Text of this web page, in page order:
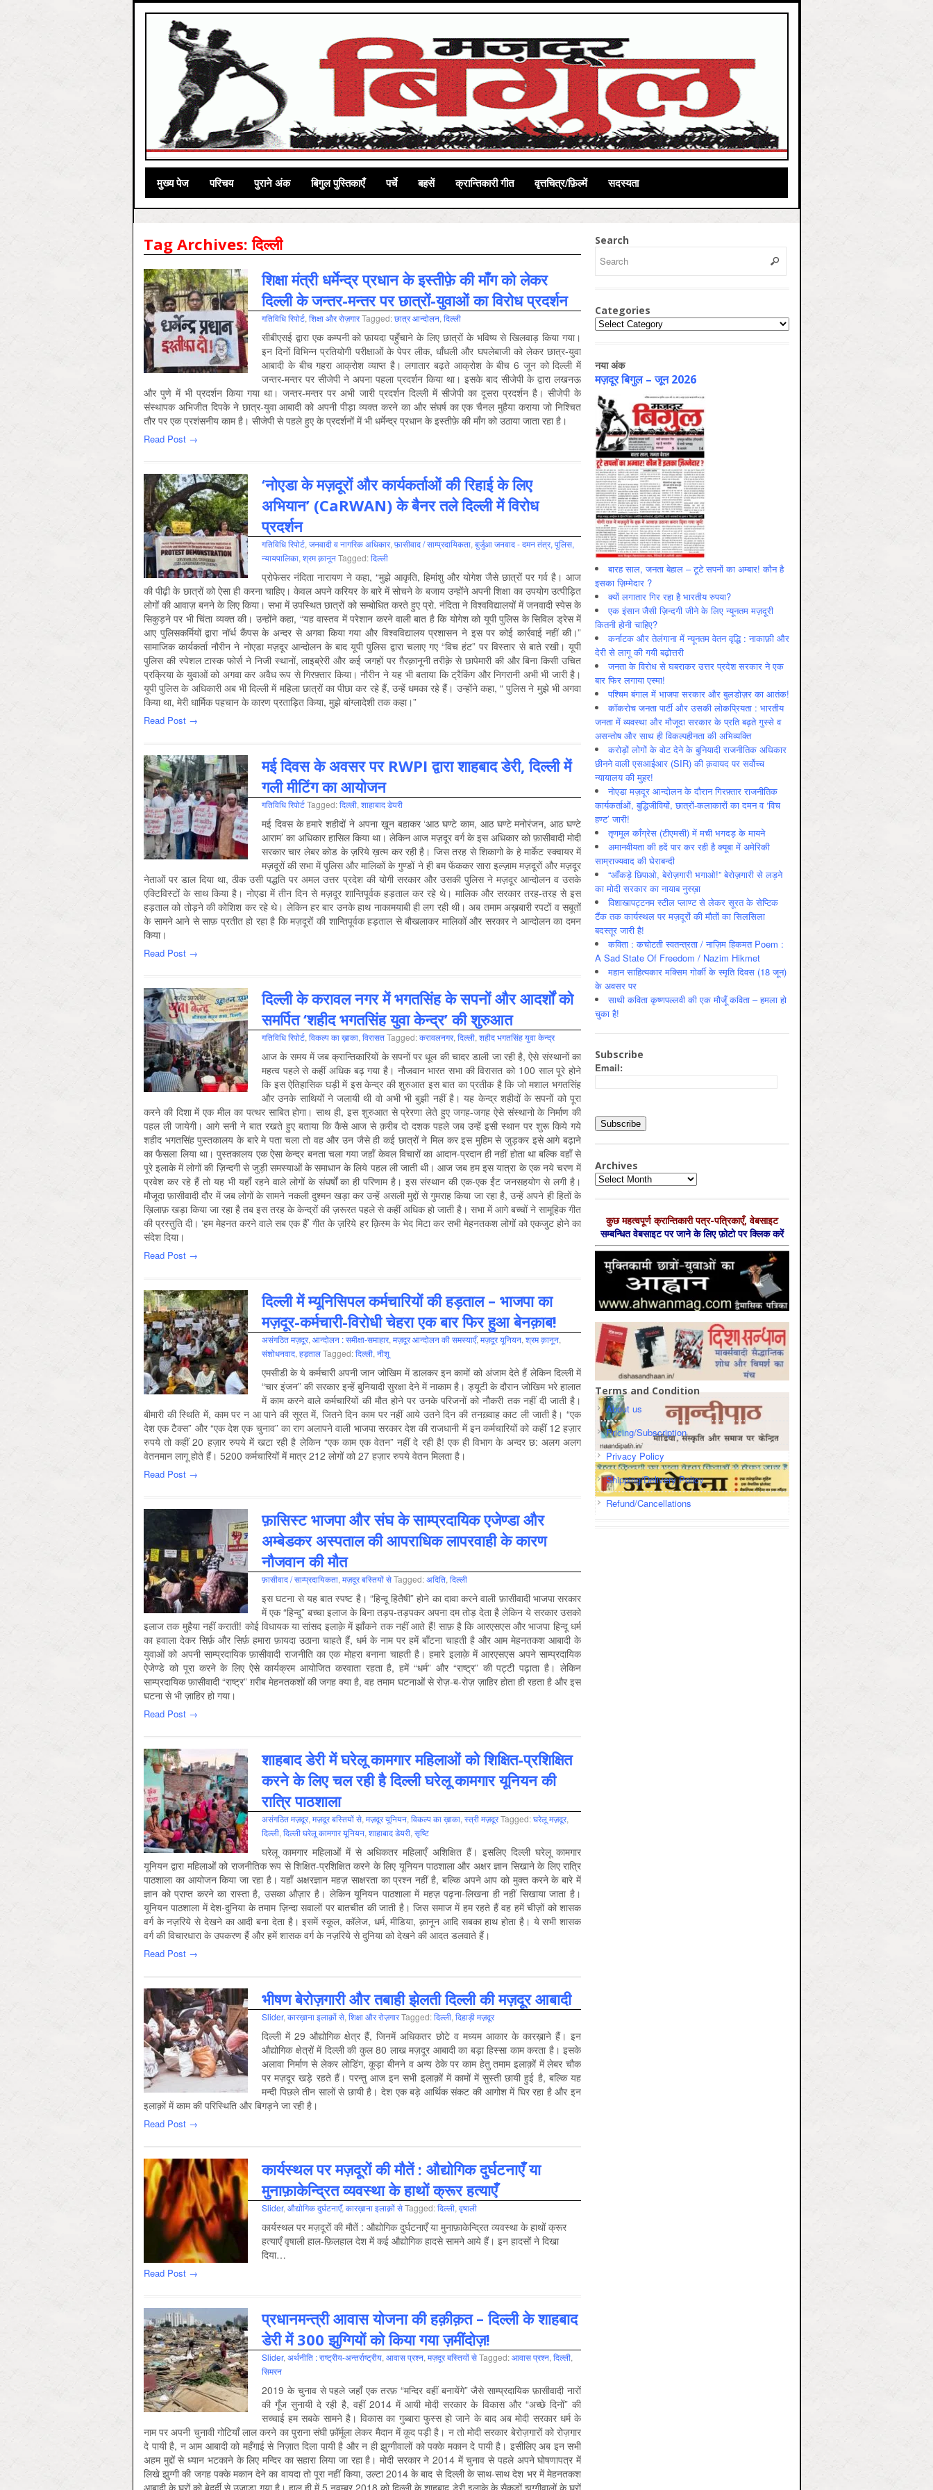
मुख्‍य पेज परिचय पुराने अंक बिगुल पुस्तिकाएँ पर्चे बहसें क्रान्तिकारी गीत वृत्तचित्र/फ़िल्में सदस्यता
Tag Archives:दिल्‍ली
शिक्षा मंत्री धर्मेन्द्र प्रधान के इस्तीफ़े की माँग को लेकर
दिल्ली के जन्तर-मन्तर पर छात्रों-युवाओं का विरोध प्रदर्शन
गतिविधि रिपोर्ट, शिक्षा और रोज़गारTagged:छात्र आन्‍दोलन, दिल्‍ली
सीबीएसई द्वारा एक कम्पनी को फ़ायदा पहुँचाने के लिए छात्रों के भविष्य से खिलवाड़ किया गया।
इन दिनों विभिन्न प्रतियोगी परीक्षाओं के पेपर लीक, धाँधली और घपलेबाजी को लेकर छात्र-युवा
आबादी के बीच गहरा आक्रोश व्याप्त है। लगातार बढ़ते आक्रोश के बीच 6 जून को दिल्ली में
जन्तर-मन्तर पर सीजेपी ने अपना पहला प्रदर्शन किया था। इसके बाद सीजेपी के द्वारा लखनऊ
और पुणे में भी प्रदर्शन किया गया था। जन्तर-मन्तर पर अभी जारी प्रदर्शन दिल्ली में सीजेपी का दूसरा प्रदर्शन है। सीजेपी के
संस्थापक अभिजीत दिपके ने छात्र-युवा आबादी को अपनी पीड़ा व्यक्त करने का और संघर्ष का एक चैनल मुहैया कराया जो निश्चित
तौर पर एक प्रशंसनीय काम है। सीजेपी से पहले हुए के प्रदर्शनों में भी धर्मेन्द्र प्रधान के इस्तीफ़े की माँग को उठाया जाता रहा है।
Read Post →
‘नोएडा के मज़दूरों और कार्यकर्ताओं की रिहाई के लिए
अभियान’ (CaRWAN) के बैनर तले दिल्ली में विरोध
प्रदर्शन
गतिविधि रिपोर्ट, जनवादी व नागरिक अधिकार, फ़ासीवाद / साम्‍प्रदायिकता, बुर्जुआ जनवाद - दमन तंत्र, पुलिस,
न्‍यायपालिका, श्रम क़ानूनTagged:दिल्‍ली
प्रोफेसर नंदिता नारायण ने कहा, “मुझे आकृति, हिमांशु और योगेश जैसे छात्रों पर गर्व है। आज
की पीढ़ी के छात्रों को ऐसा ही करना चाहिए। केवल अपने करियर के बारे में सोचने के बजाय उन्होंने अपनी शिक्षा का उपयोग उत्पीड़ित
लोगों की आवाज़ बनने के लिए किया। सभा में उपस्थित छात्रों को सम्बोधित करते हुए प्रो. नंदिता ने विश्वविद्यालयों में जनवादी स्पेस के
सिकुड़ने पर भी चिंता व्यक्त की। उन्होंने कहा, “यह वास्तव में परेशान करने वाली बात है कि योगेश को यूपी पुलिस के सिविल ड्रेस में
आए पुलिसकर्मियों द्वारा नॉर्थ कैंपस के अन्दर से अगवा किया गया और विश्वविद्यालय प्रशासन ने इस पर कोई कार्रवाई नहीं की।”
सामाजिक कार्यकर्ता नौरीन ने नोएडा मज़दूर आन्दोलन के बाद यूपी पुलिस द्वारा चलाए गए “विच हंट” पर विस्तार से बाते रखी। यूपी
पुलिस की स्पेशल टास्क फोर्स ने निजी स्थानों, लाइब्रेरी और कई जगहों पर ग़ैरक़ानूनी तरीक़े से छापेमारी की और बिना किसी उचित
प्रक्रिया के युवाओं को अगवा कर अवैध रूप से गिरफ़्तार किया। नौरीन ने यह भी बताया कि ट्रैकिंग और निगरानी अभी भी जारी है।
यूपी पुलिस के अधिकारी अब भी दिल्ली में महिला छात्रों का पीछा कर रहे हैं, उन्हें धमका रहे हैं। उन्होंने कहा, “ पुलिस ने मुझे भी अगवा
किया था, मेरी धार्मिक पहचान के कारण प्रताड़ित किया, मुझे बांग्लादेशी तक कहा।”
Read Post →
मई दिवस के अवसर पर RWPI द्वारा शाहबाद डेरी, दिल्ली में
गली मीटिंग का आयोजन
गतिविधि रिपोर्टTagged:दिल्‍ली, शाहाबाद डेयरी
मई दिवस के हमारे शहीदों ने अपना ख़ून बहाकर ‘आठ घण्टे काम, आठ घण्टे मनोरंजन, आठ घण्टे
आराम’ का अधिकार हासिल किया था। लेकिन आज मज़दूर वर्ग के इस अधिकार को फ़ासीवादी मोदी
सरकार चार लेबर कोड के ज़रिये ख़त्म कर रही है। जिस तरह से शिकागो के हे मार्केट स्क्वायर में
मज़दूरों की सभा में पुलिस और मालिकों के गुण्डों ने ही बम फेंककर सारा इल्ज़ाम मज़दूरों और मज़दूर
नेताओं पर डाल दिया था, ठीक उसी पद्धति पर अमल उत्तर प्रदेश की योगी सरकार और उसकी पुलिस ने मज़दूर आन्दोलन व उसके
एक्टिविस्टों के साथ किया है। नोएडा में तीन दिन से मज़दूर शान्तिपूर्वक हड़ताल कर रहे थे। मालिक और सरकार तरह-तरह से इस
हड़ताल को तोड़ने की कोशिश कर रहे थे। लेकिन हर बार उनके हाथ नाकामयाबी ही लग रही थी। अब तमाम अख़बारी रपटों व सबूतों
के सामने आने से साफ़ प्रतीत हो रहा है कि मज़दूरों की शान्तिपूर्वक हड़ताल से बौखलाकर मालिकों और सरकार ने आन्दोलन का दमन
किया।
Read Post →
दिल्ली के करावल नगर में भगतसिंह के सपनों और आदर्शों को
समर्पित ‘शहीद भगतसिंह युवा केन्द्र’ की शुरुआत
गतिविधि रिपोर्ट, विकल्‍प का ख़ाका, विरासतTagged:करावलनगर, दिल्‍ली, शहीद भगतसिंह युवा केन्द्र
आज के समय में जब क्रान्तिकारियों के सपनों पर धूल की चादर डाली जा रही है, ऐसे संस्थानों का
महत्व पहले से कहीं अधिक बढ़ गया है। नौजवान भारत सभा की विरासत को 100 साल पूरे होने
कि इस ऐतिहासिक घड़ी में इस केन्द्र की शुरुआत इस बात का प्रतीक है कि जो मशाल भगतसिंह
और उनके साथियों ने जलायी थी वो अभी भी बुझी नहीं है। यह केन्द्र शहीदों के सपनों को पूरा
करने की दिशा में एक मील का पत्थर साबित होगा। साथ ही, इस शुरुआत से प्रेरणा लेते हुए जगह-जगह ऐसे संस्थानो के निर्माण की
पहल ली जायेगी। आगे सनी ने बात रखते हुए बताया कि कैसे आज से क़रीब दो दशक पहले जब उन्हें इसी स्थान पर शुरू किये गये
शहीद भगतसिंह पुस्तकालय के बारे मे पता चला तो वह और उन जैसे ही कई छात्रों ने मिल कर इस मुहिम से जुड़कर इसे आगे बढ़ाने
का फैसला लिया था। पुस्तकालय एक ऐसा केन्द्र बनता चला गया जहाँ केवल विचारों का आदान-प्रदान ही नहीं होता था बल्कि वहाँ से
पूरे इलाके में लोगों की ज़िन्दगी से जुड़ी समस्याओं के समाधान के लिये पहल ली जाती थी। आज जब हम इस यात्रा के एक नये चरण में
प्रवेश कर रहे हैं तो यह भी यहाँ रहने वाले लोगों के संघर्षों का ही परिणाम है। इस संस्थान की एक-एक ईंट जनसहयोग से लगी है।
मौजूदा फ़ासीवादी दौर में जब लोगों के सामने नकली दुश्मन खड़ा कर उन्हें असली मुद्दों से गुमराह किया जा रहा है, उन्हें अपने ही हितों के
ख़िलाफ़ खड़ा किया जा रहा है तब इस तरह के केन्द्रों की ज़रूरत पहले से कहीं अधिक हो जाती है। सभा में आगे बच्चों ने सामूहिक गीत
की प्रस्तुति दी। ‘हम मेहनत करने वाले सब एक हैं’ गीत के ज़रिये हर क़िस्म के भेद मिटा कर सभी मेहनतकश लोगों को एकजुट होने का
संदेश दिया।
Read Post →
दिल्ली में म्यूनिसिपल कर्मचारियों की हड़ताल – भाजपा का
मज़दूर-कर्मचारी-विरोधी चेहरा एक बार फिर हुआ बेनक़ाब!
असंगठित मज़दूर, आन्‍दोलन : समीक्षा-समाहार, मज़दूर आन्दोलन की समस्‍याएँ, मज़दूर यूनियन, श्रम क़ानून,
संशोधनवाद, हड़तालTagged:दिल्‍ली, नीशू
एमसीडी के ये कर्मचारी अपनी जान जोखिम में डालकर इन कामों को अंजाम देते हैं लेकिन दिल्ली में
“चार इंजन” की सरकार इन्हें बुनियादी सुरक्षा देने में नाकाम है। ड्यूटी के दौरान जोखिम भरे हालात
में काम करने वाले कर्मचारियों की मौत होने पर उनके परिजनों को नौकरी तक नहीं दी जाती है।
बीमारी की स्थिति में, काम पर न आ पाने की सूरत में, जितने दिन काम पर नहीं आये उतने दिन की तनख़्वाह काट ली जाती है। “एक
देश एक टैक्स” और “एक देश एक चुनाव” का राग अलापने वाली भाजपा सरकार देश की राजधानी में इन कर्मचारियों को कहीं 12 हज़ार
रुपये तो कहीं 20 हज़ार रुपये में खटा रही है लेकिन “एक काम एक वेतन” नहीं दे रही है! एक ही विभाग के अन्दर छ: अलग अलग
वेतनमान लागू होते हैं। 5200 कर्मचारियों में मात्र 212 लोगों को 27 हज़ार रुपये वेतन मिलता है।
Read Post →
फ़ासिस्ट भाजपा और संघ के साम्प्रदायिक एजेण्डा और
अम्बेडकर अस्पताल की आपराधिक लापरवाही के कारण
नौजवान की मौत
फ़ासीवाद / साम्‍प्रदायिकता, मज़दूर बस्तियों सेTagged:अदिति, दिल्‍ली
इस घटना से यह बात स्पष्ट है। “हिन्दू हितैषी” होने का दावा करने वाली फ़ासीवादी भाजपा सरकार
में एक “हिन्दू” बच्चा इलाज के बिना तड़प-तड़पकर अपना दम तोड़ देता है लेकिन ये सरकार उसको
इलाज तक मुहैया नहीं कराती! कोई विधायक या सांसद इलाक़े में झाँकने तक नहीं आते हैं! साफ़ है कि आरएसएस और भाजपा हिन्दू धर्म
का हवाला देकर सिर्फ़ और सिर्फ़ हमारा फ़ायदा उठाना चाहते हैं, धर्म के नाम पर हमें बाँटना चाहती है और आम मेहनतकश आबादी के
युवाओं को अपनी साम्प्रदायिक फ़ासीवादी राजनीति का एक मोहरा बनाना चाहती है। हमारे इलाक़े में आरएसएस अपने साम्प्रदायिक
ऐजेण्डे को पूरा करने के लिए ऐसे कार्यक्रम आयोजित करवाता रहता है, हमें “धर्म” और “राष्ट्र” की पट्टी पढ़ाता है। लेकिन
साम्प्रदायिक फ़ासीवादी “राष्ट्र” ग़रीब मेहनतकशों की जगह क्या है, वह तमाम घटनाओं से रोज़-ब-रोज़ ज़ाहिर होता ही रहता है और इस
घटना से भी ज़ाहिर हो गया।
Read Post →
शाहबाद डेरी में घरेलू कामगार महिलाओं को शिक्षित-प्रशिक्षित
करने के लिए चल रही है दिल्ली घरेलू कामगार यूनियन की
रात्रि पाठशाला
असंगठित मज़दूर, मज़दूर बस्तियों से, मज़दूर यूनियन, विकल्‍प का ख़ाका, स्‍त्री मज़दूरTagged:घरेलू मज़दूर,
दिल्‍ली, दिल्ली घरेलू कामगार यूनियन, शाहाबाद डेयरी, सृष्टि
घरेलू कामगार महिलाओं में से अधिकतर महिलाएँ अशिक्षित हैं। इसलिए दिल्ली घरेलू कामगार
यूनियन द्वारा महिलाओं को राजनीतिक रूप से शिक्षित-प्रशिक्षित करने के लिए यूनियन पाठशाला और अक्षर ज्ञान सिखाने के लिए रात्रि
पाठशाला का आयोजन किया जा रहा है। यहाँ अक्षरज्ञान महज़ साक्षरता का प्रश्न नहीं है, बल्कि अपने आप को मुक्त करने के बारे में
ज्ञान को प्राप्त करने का रास्ता है, उसका औज़ार है। लेकिन यूनियन पाठशाला में महज़ पढ़ना-लिखना ही नहीं सिखाया जाता है।
यूनियन पाठशाला में देश-दुनिया के तमाम ज़िन्दा सवालों पर बातचीत की जाती है। जिस समाज में हम रहते हैं वह हमें चीज़ों को शासक
वर्ग के नज़रिये से देखने का आदी बना देता है। इसमें स्कूल, कॉलेज, धर्म, मीडिया, क़ानून आदि सबका हाथ होता है। ये सभी शासक
वर्ग की विचारधारा के उपकरण हैं और हमें शासक वर्ग के नज़रिये से दुनिया को देखने की आदत डलवाते हैं।
Read Post →
भीषण बेरोज़गारी और तबाही झेलती दिल्ली की मज़दूर आबादी
Slider, कारख़ाना इलाक़ों से, शिक्षा और रोज़गारTagged:दिल्‍ली, दिहाड़ी मज़दूर
दिल्ली में 29 औद्योगिक क्षेत्र हैं, जिनमें अधिकतर छोटे व मध्यम आकार के कारख़ाने हैं। इन
औद्योगिक क्षेत्रों में दिल्ली की कुल 80 लाख मज़दूर आबादी का बड़ा हिस्सा काम करता है। इसके
अलावा निर्माण से लेकर लोडिंग, कूड़ा बीनने व अन्य ठेके पर काम हेतु तमाम इलाक़ों में लेबर चौ‍क
पर मज़दूर खड़े रहते हैं। परन्तु आज इन सभी इलाक़ों में कामों में सुस्ती छायी हुई है, बल्कि यह
मन्दी पिछले तीन सालों से छायी है। देश एक बड़े आर्थिक संकट की आगोश में घिर रहा है और इन
इलाक़ों में काम की परिस्थिति और बिगड़ने जा रही है।
Read Post →
कार्यस्थल पर मज़दूरों की मौतें : औद्योगिक दुर्घटनाएँ या
मुनाफ़ाकेन्द्रित व्यवस्था के हाथों क्रूर हत्याएँ
Slider, औद्योगिक दुर्घटनाएँ, कारख़ाना इलाक़ों सेTagged:दिल्‍ली, वृषाली
कार्यस्थल पर मज़दूरों की मौतें : औद्योगिक दुर्घटनाएँ या मुनाफ़ाकेन्द्रित व्यवस्था के हाथों क्रूर
हत्याएँ वृषाली हाल-फ़िलहाल देश में कई औद्योगिक हादसे सामने आये हैं। इन हादसों ने दिखा
दिया…
Read Post →
प्रधानमन्त्री आवास योजना की हक़ीक़त – दिल्ली के शाहबाद
डेरी में 300 झुग्गियों को किया गया ज़मींदोज़!
Slider, अर्थनीति : राष्‍ट्रीय-अन्‍तर्राष्‍ट्रीय, आवास प्रश्न, मज़दूर बस्तियों सेTagged:आवास प्रश्न, दिल्‍ली,
सिमरन
2019 के चुनाव से पहले जहाँ एक तरफ़ “मन्दिर वहीं बनायेंगे” जैसे साम्प्रदायिक फ़ासीवादी नारों
की गूँज सुनायी दे रही है, वहीं 2014 में आयी मोदी सरकार के विकास और “अच्छे दिनों” की
सच्चाई हम सबके सामने है। विकास का गुब्बारा फुस्स हो जाने के बाद अब मोदी सरकार धर्म के
नाम पर अपनी चुनावी गोटियाँ लाल करने का पुराना संघी फ़ॉर्मूला लेकर मैदान में कूद पड़ी है। न तो मोदी सरकार बेरोज़गारों को रोज़गार
दे पायी है, न आम आबादी को महँगाई से निज़ात दिला पायी है और न ही झुग्गीवालों को पक्के मकान दे पायी है। इसीलिए अब इन सभी
अहम मुद्दों से ध्यान भटकाने के लिए मन्दिर का सहारा लिया जा रहा है। मोदी सरकार ने 2014 में चुनाव से पहले अपने घोषणापत्र में
लिखे झुग्गी की जगह पक्के मकान देने का वायदा तो पूरा नहीं किया, उल्टा 2014 के बाद से दिल्ली के साथ-साथ देश भर में मेहनतकश
Search
Categories
Categories
नया अंक
मज़दूर बिगुल – जून 2026
बारह साल, जनता बेहाल – टूटे सपनों का अम्बार! कौन है
इसका ज़िम्मेदार ?
क्यों लगातार गिर रहा है भारतीय रुपया?
एक इंसान जैसी ज़िन्दगी जीने के लिए न्यूनतम मज़दूरी
कितनी होनी चाहिए?
कर्नाटक और तेलंगाना में न्यूनतम वेतन वृद्धि : नाकाफ़ी और
देरी से लागू की गयी बढ़ोत्तरी
जनता के विरोध से घबराकर उत्तर प्रदेश सरकार ने एक
बार फिर लगाया एस्मा!
पश्चिम बंगाल में भाजपा सरकार और बुलडोज़र का आतंक!
कॉकरोच जनता पार्टी और उसकी लोकप्रियता : भारतीय
जनता में व्‍यवस्‍था और मौजूदा सरकार के प्रति बढ़ते गुस्‍से व
असन्‍तोष और साथ ही विकल्‍पहीनता की अभिव्‍यक्ति
करोड़ों लोगों के वोट देने के बुनियादी राजनीतिक अधिकार
छीनने वाली एसआईआर (SIR) की क़वायद पर सर्वोच्च
न्यायालय की मुहर!
नोएडा मज़दूर आन्दोलन के दौरान गिरफ़्तार राजनीतिक
कार्यकर्ताओं, बुद्धिजीवियों, छात्रों-कलाकारों का दमन व ‘विच
हण्ट’ जारी!
तृणमूल काँग्रेस (टीएमसी) में मची भगदड़ के मायने
अमानवीयता की हदें पार कर रही है क्यूबा में अमेरिकी
साम्राज्यवाद की घेराबन्दी
“आँकड़े छिपाओ, बेरोज़गारी भगाओ!” बेरोज़गारी से लड़ने
का मोदी सरकार का नायाब नुस्ख़ा
विशाखापट्टनम स्टील प्लाण्ट से लेकर सूरत के सेप्टिक
टैंक तक कार्यस्थल पर मज़दूरों की मौतों का सिलसिला
बदस्तूर जारी है!
कविता : कचोटती स्वतन्त्रता / नाज़िम हिकमत Poem :
A Sad State Of Freedom / Nazim Hikmet
महान साहित्यकार मक्सिम गोर्की के स्मृति दिवस (18 जून)
के अवसर पर
साथी कविता कृष्णपल्लवी की एक मौजूँ कविता – हमला हो
चुका है!
Subscribe
Email:
Archives
Archives
कुछ महत्‍वपूर्ण क्रान्तिकारी पत्र-पत्रिकाएँ, वेबसाइट
सम्‍बन्धित वेबसाइट पर जाने के लिए फ़ोटो पर क्लिक करें
Terms and Condition
About us
Pricing/Subscription
Privacy Policy
Shipping/Delivery Policy
Refund/Cancellations